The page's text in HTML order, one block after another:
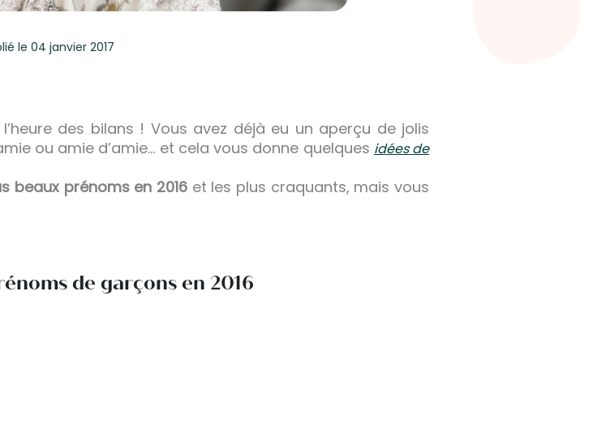
le 04 janvier 2017
des bilans ! Vous avez déjà eu un aperçu de jolis
ou amie d’amie… et cela vous donne quelques idées de
beaux prénoms en 2016 et les plus craquants, mais vous
de garçons en 2016